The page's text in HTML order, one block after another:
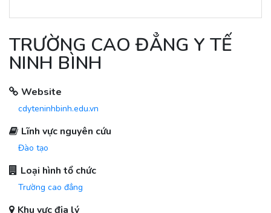
TRƯỜNG CAO ĐẲNG Y TẾ
NINH BÌNH
Website
cdyteninhbinh.edu.vn
Lĩnh vực nguyên cứu
Đào tạo
Loại hình tổ chức
Trường cao đẳng
Khu vực địa lý